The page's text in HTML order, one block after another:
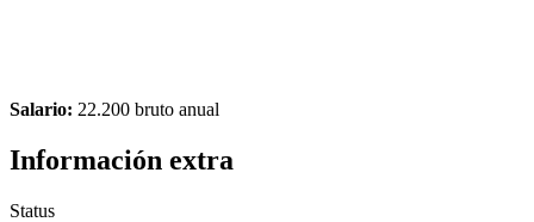
Salario: 22.200 bruto anual
Información extra
Status